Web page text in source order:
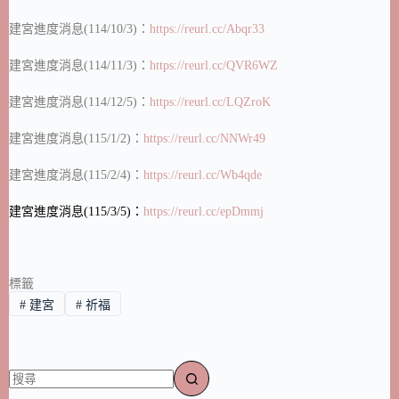
建宮進度消息(114/10/3)： https://reurl.cc/Abqr33
建宮進度消息(114/11/3)： https://reurl.cc/QVR6WZ
建宮進度消息(114/12/5)： https://reurl.cc/LQZroK
建宮進度消息(115/1/2)： https://reurl.cc/NNWr49
建宮進度消息(115/2/4)： https://reurl.cc/Wb4qde
建宮進度消息(115/3/5)： https://reurl.cc/epDmmj
標籤
#建宮 #祈福